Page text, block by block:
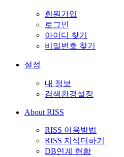
회원가입
로그인
아이디 찾기
비밀번호 찾기
설정
내 정보
검색환경설정
About RISS
RISS 이용방법
RISS 지식더하기
DB연계 현황